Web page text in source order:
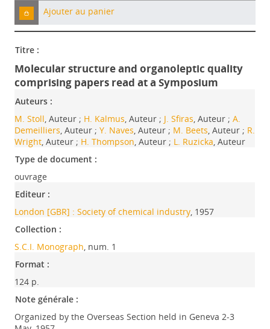
Ajouter au panier
Titre :
Molecular structure and organoleptic quality
comprising papers read at a Symposium
Auteurs :
M. Stoll, Auteur ; H. Kalmus, Auteur ; J. Sfiras, Auteur ;A.
Demeilliers, Auteur ;Y. Naves, Auteur ; M. Beets, Auteur ; R.
Wright, Auteur ; H. Thompson, Auteur ; L. Ruzicka, Auteur
Type de document :
ouvrage
Editeur :
London [GBR] : Society of chemical industry, 1957
Collection :
S.C.I. Monograph, num. 1
Format :
124 p.
Note générale :
Organized by the Overseas Section held in Geneva 2-3